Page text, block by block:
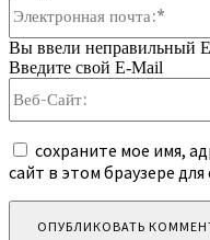
Вы ввели неправильный
Введите свой E-Mail
сохраните мое имя,
сайт в этом браузере